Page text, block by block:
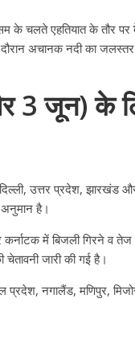
के चलते एहतियात के तौर पर
के दौरान अचानक नदी का
3 जून) के
दिल्ली, उत्तर प्रदेश, झारखंड
है।
कर्नाटक में बिजली गिरने व
चेतावनी जारी की गई है।
नगालैंड, मणिपुर,